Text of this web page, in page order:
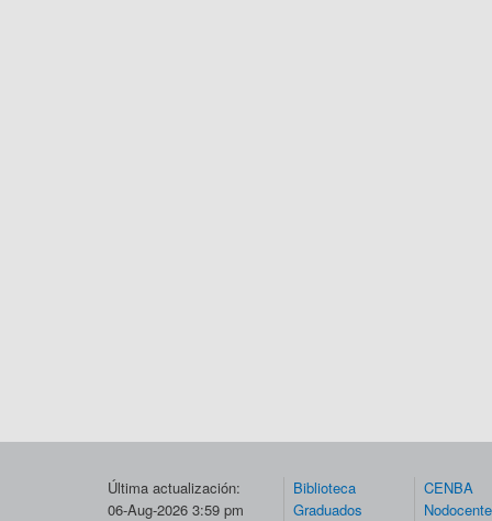
Última actualización:
06-Aug-2026 3:59 pm
Biblioteca
Graduados
CENBA